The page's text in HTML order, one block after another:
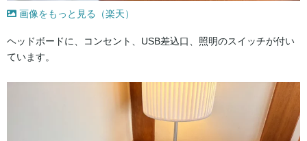
画像をもっと見る（楽天）
ヘッドボードに、コンセント、USB差込口、照明のスイッチが付い
ています。